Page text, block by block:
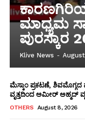
ಮಾಧ್ಯಮ
ಪುರಸ್ಕಾರ
Klive News -
ಮೆಸ್ಕಾಂ ಪ್ರಕಟಣೆ,
ವೃತ್ತದಿಂದ ಅಮೀರ್ ಅಹ್ಮದ್
OTHERS August 8, 2026